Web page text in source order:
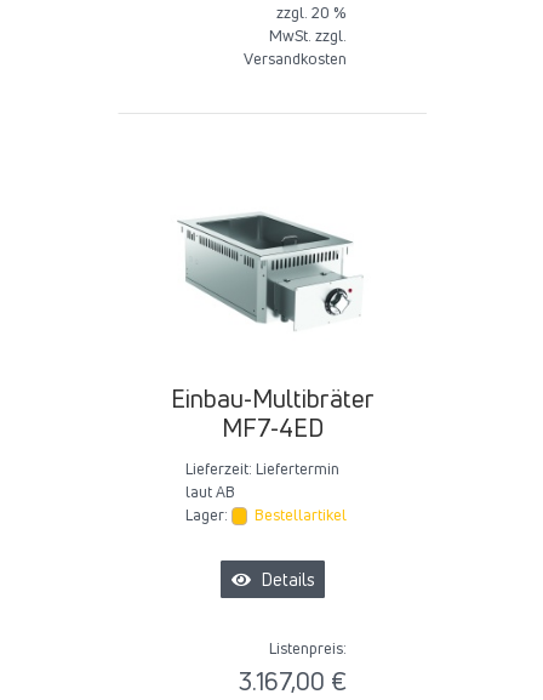
zzgl. 20 %
MwSt. zzgl.
Versandkosten
Einbau-Multibräter
MF7-4ED
Lieferzeit: Liefertermin
laut AB
Lager:
Bestellartikel
Details
Listenpreis:
3.167,00 €